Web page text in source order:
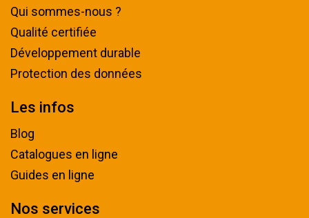
Qui sommes-nous ?
Qualité certifiée
Développement durable
Protection des données
Les infos
Blog
Catalogues en ligne
Guides en ligne
Nos services